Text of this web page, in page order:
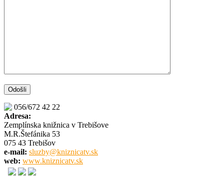
056/672 42 22
Adresa:
Zemplínska knižnica v Trebišove
M.R.Štefánika 53
075 43 Trebišov
e-mail: sluzby@kniznicatv.sk
web: www.kniznicatv.sk